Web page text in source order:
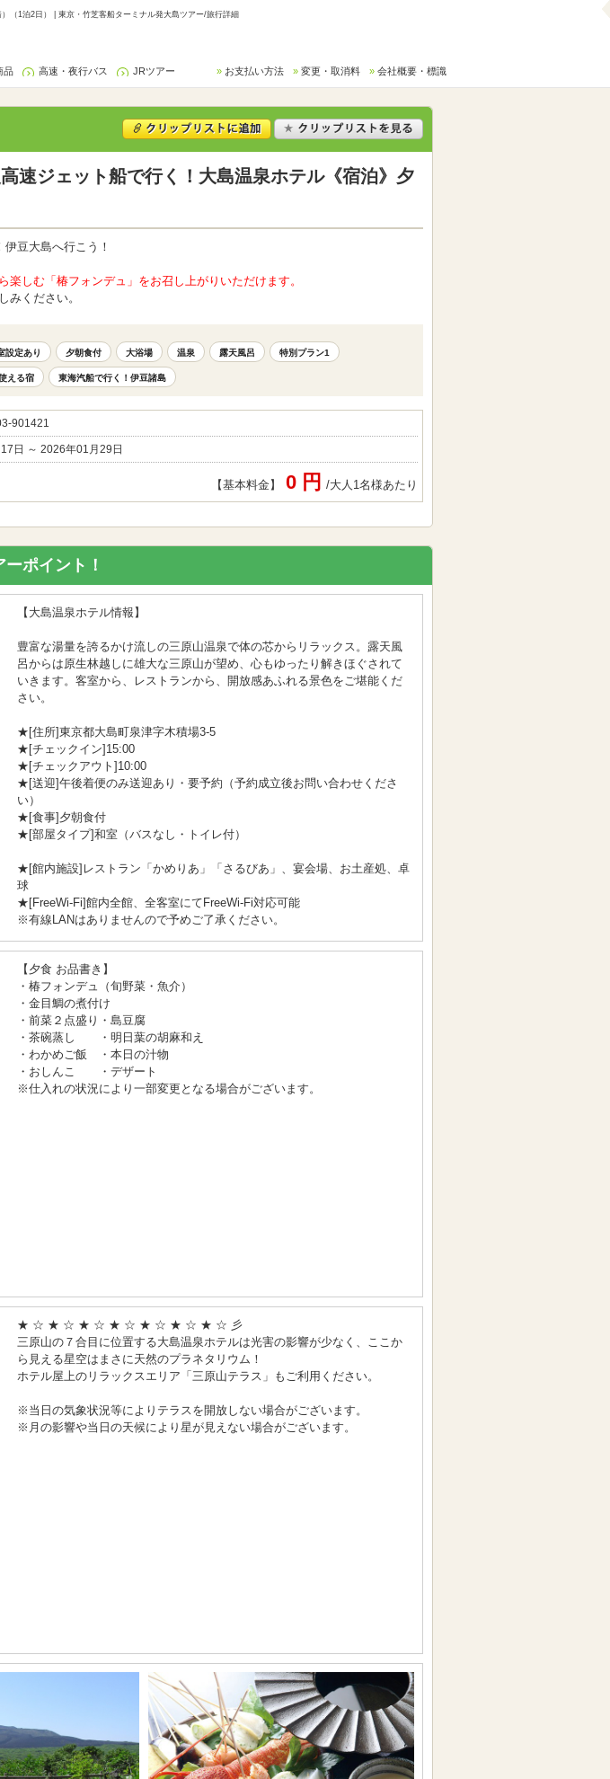
（1泊2日） | 東京・竹芝客船ターミナル発大島ツアー/旅行詳細
品 高速・夜行バス JRツアー お支払い方法 変更・取消料 会社概要・標識
速ジェット船で行く！大島温泉ホテル《宿泊》夕
豆大島へ行こう！
しむ「椿フォンデュ」をお召し上がりいただけます。
みください。
設定あり 夕朝食付 大浴場 温泉 露天風呂 特別プラン1
える宿 東海汽船で行く！伊豆諸島
901421
日 ～ 2026年01月29日
【基本料金】 0 円 /大人1名様あたり
ポイント！
【大島温泉ホテル情報】
豊富な湯量を誇るかけ流しの三原山温泉で体の芯からリラックス。露天風
呂からは原生林越しに雄大な三原山が望め、心もゆったり解きほぐされて
いきます。客室から、レストランから、開放感あふれる景色をご堪能くだ
さい。
★[住所]東京都大島町泉津字木積場3-5
★[チェックイン]15:00
★[チェックアウト]10:00
★[送迎]午後着便のみ送迎あり・要予約（予約成立後お問い合わせくださ
い）
★[食事]夕朝食付
★[部屋タイプ]和室（バスなし・トイレ付）
★[館内施設]レストラン「かめりあ」「さるびあ」、宴会場、お土産処、卓
球
★[FreeWi-Fi]館内全館、全客室にてFreeWi-Fi対応可能
※有線LANはありませんので予めご了承ください。
【夕食 お品書き】
・椿フォンデュ（旬野菜・魚介）
・金目鯛の煮付け
・前菜２点盛り・島豆腐
・茶碗蒸し ・明日葉の胡麻和え
・わかめご飯 ・本日の汁物
・おしんこ ・デザート
※仕入れの状況により一部変更となる場合がございます。
★ ☆ ★ ☆ ★ ☆ ★ ☆ ★ ☆ ★ ☆ ★ ☆ 彡
三原山の７合目に位置する大島温泉ホテルは光害の影響が少なく、ここか
ら見える星空はまさに天然のプラネタリウム！
ホテル屋上のリラックスエリア「三原山テラス」もご利用ください。
※当日の気象状況等によりテラスを開放しない場合がございます。
※月の影響や当日の天候により星が見えない場合がございます。